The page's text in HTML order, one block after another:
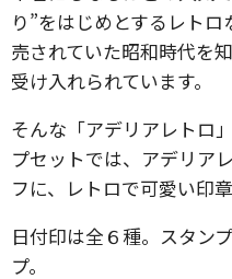
り”をはじめとするレト
売されていた昭和時代を
受け入れられています。
そんな「アデリアレトロ
プセットでは、アデリア
フに、レトロで可愛い印
日付印は全６種。スタン
プ。